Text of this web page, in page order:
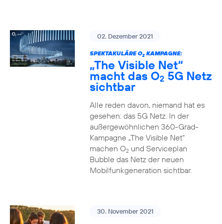
02. Dezember 2021
SPEKTAKULÄRE O2KAMPAGNE:
„The Visible Net“
macht das O2 5G Netz
sichtbar
Alle reden davon, niemand hat es
gesehen: das 5G Netz. In der
außergewöhnlichen 360-Grad-
Kampagne „The Visible Net“
machen O2und Serviceplan
Bubble das Netz der neuen
Mobilfunkgeneration sichtbar.
30. November 2021